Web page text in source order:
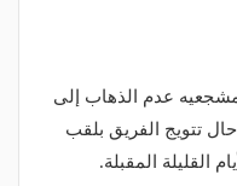
عدم الذهاب إلى
تتويج الفريق بلقب
القليلة المقبلة.